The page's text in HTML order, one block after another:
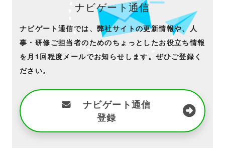
ナビゲート通信
ナビゲート通信では、弊社サイトの更新情報や、人
事・研修ご担当者のためのちょっとしたお役立ち情報
を月1回程度メールでお知らせします。ぜひご登録く
ださい。
ナビゲート通信
登録